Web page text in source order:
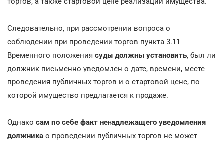
Следовательно, при рассмотрении вопроса о
соблюдении при проведении торгов пункта 3.11
Временного положения суды должны установить, был ли
должник письменно уведомлен о дате, времени, месте
проведения публичных торгов и о стартовой цене, по
которой имущество предлагается к продаже.
Однако сам по себе факт ненадлежащего уведомления
должника о проведении публичных торгов не может